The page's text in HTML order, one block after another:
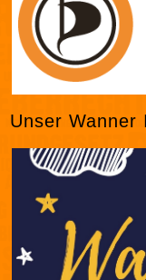
Unser Wanner